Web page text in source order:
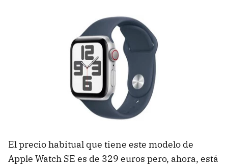
El precio habitual que tiene este modelo de
Apple Watch SE es de 329 euros pero, ahora, está